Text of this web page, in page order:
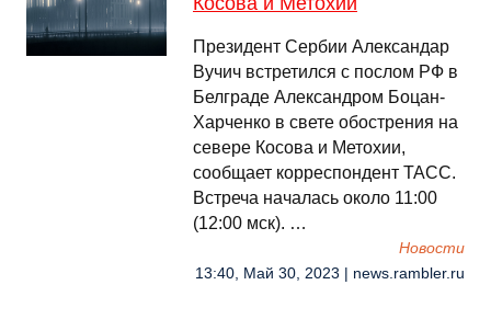
Президент Сербии Александар
Вучич встретился с послом РФ в
Белграде Александром Боцан-
Харченко в свете обострения на
севере Косова и Метохии,
сообщает корреспондент ТАСС.
Встреча началась около 11:00
(12:00 мск). …
Новости
13:40, Май 30, 2023 | news.rambler.ru